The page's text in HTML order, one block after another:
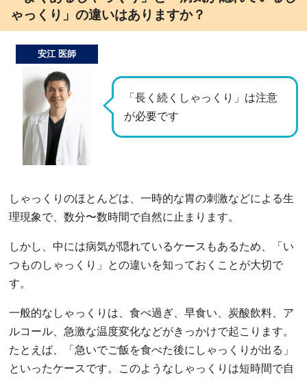
ゃっくり」の違いはありますか？
「長く続くしゃっくり」は注意
が必要です
安江 医師
しゃっくりのほとんどは、一時的な胃の刺激などによる生
理現象で、数分〜数時間で自然に止まります。
しかし、中には病気が隠れているケースもあるため、「い
つものしゃっくり」との違いを知っておくことが大切で
す。
一般的なしゃっくりは、食べ過ぎ、早食い、炭酸飲料、ア
ルコール、急激な温度変化などがきっかけで起こります。
たとえば、「急いでご飯を食べた後にしゃっくりが出る」
といったケースです。このようなしゃっくりは短時間で自